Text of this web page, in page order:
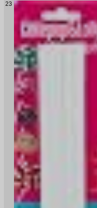
23